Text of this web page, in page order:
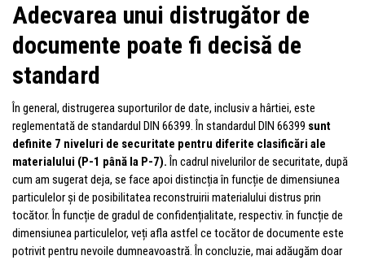
Adecvarea unui distrugător de
documente poate fi decisă de
standard
În general, distrugerea suporturilor de date, inclusiv a hârtiei, este
reglementată de standardul DIN 66399. În standardul DIN 66399 sunt
definite 7 niveluri de securitate pentru diferite clasificări ale
materialului (P-1 până la P-7). În cadrul nivelurilor de securitate, după
cum am sugerat deja, se face apoi distincția în funcție de dimensiunea
particulelor și de posibilitatea reconstruirii materialului distrus prin
tocător. În funcție de gradul de confidențialitate, respectiv. în funcție de
dimensiunea particulelor, veți afla astfel ce tocător de documente este
potrivit pentru nevoile dumneavoastră. În concluzie, mai adăugăm doar